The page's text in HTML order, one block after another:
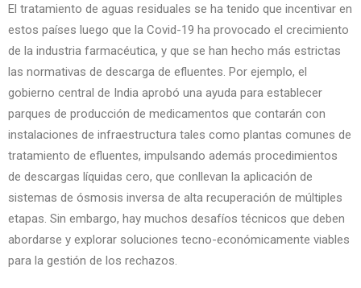
El tratamiento de aguas residuales se ha tenido que incentivar en
estos países luego que la Covid-19 ha provocado el crecimiento
de la industria farmacéutica, y que se han hecho más estrictas
las normativas de descarga de efluentes. Por ejemplo, el
gobierno central de India aprobó una ayuda para establecer
parques de producción de medicamentos que contarán con
instalaciones de infraestructura tales como plantas comunes de
tratamiento de efluentes, impulsando además procedimientos
de descargas líquidas cero, que conllevan la aplicación de
sistemas de ósmosis inversa de alta recuperación de múltiples
etapas. Sin embargo, hay muchos desafíos técnicos que deben
abordarse y explorar soluciones tecno-económicamente viables
para la gestión de los rechazos.